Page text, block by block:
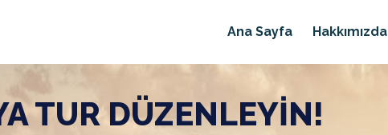
Ana Sayfa Hakkımızda
TUR DÜZENLEYİN!